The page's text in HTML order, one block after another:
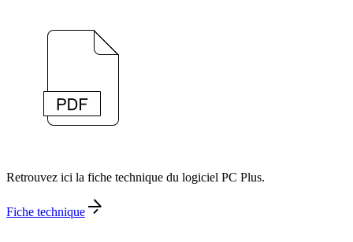
Retrouvez ici la fiche technique du logiciel PC Plus.
Fiche technique